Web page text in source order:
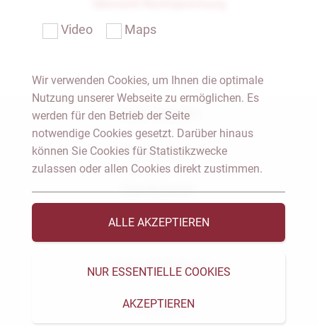
Notar Dresden
Fachgebiete
Das Notariat
Vorträge & Veröffentlichungen
Videos & Podcast
Aktuelles
Video Maps
Wir verwenden Cookies, um Ihnen die optimale
Nutzung unserer Webseite zu ermöglichen. Es
werden für den Betrieb der Seite
notwendige Cookies gesetzt. Darüber hinaus
können Sie Cookies für Statistikzwecke
zulassen oder allen Cookies direkt zustimmen.
ALLE AKZEPTIEREN
NUR ESSENTIELLE COOKIES
AKZEPTIEREN